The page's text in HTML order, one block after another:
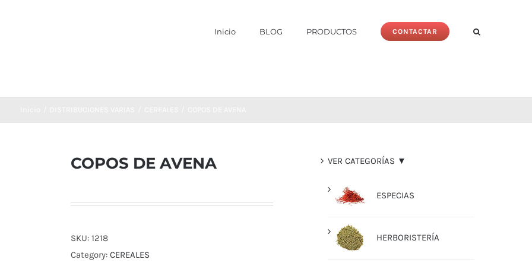
Inicio BLOG PRODUCTOS CONTACTAR
COPOS DE AVENA
SKU: 1218
Category: CEREALES
VER CATEGORÍAS ▼
ESPECIAS
HERBORISTERÍA